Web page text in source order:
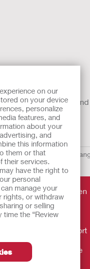
on our
on your device
personalize
features, and
about your
and
this information
them or that
their services.
have the right to
personal
manage your
rights, or withdraw
or selling
the “Review
vertrieben werden, sind
nicht als
die Empfehlungen
Fachkräfte
nicht dazu
Notfall Hilfe zu
sollten Sie sich sofort
Da sich
Sie bitte unsere